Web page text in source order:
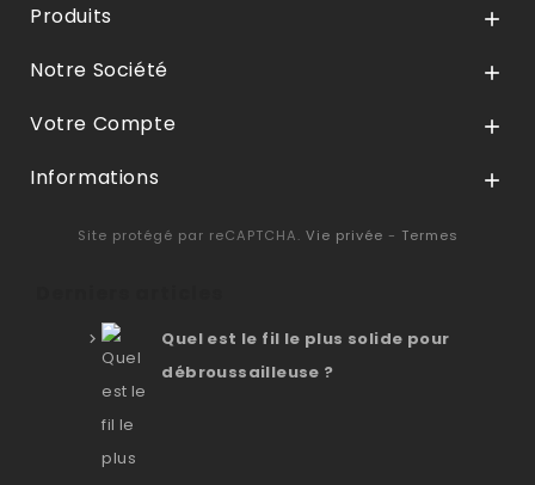
Produits 
Notre Société 
Votre Compte 
Informations 
Site protégé par reCAPTCHA. Vie privée - Termes
Quel est le fil le plus solide pour
débroussailleuse ?